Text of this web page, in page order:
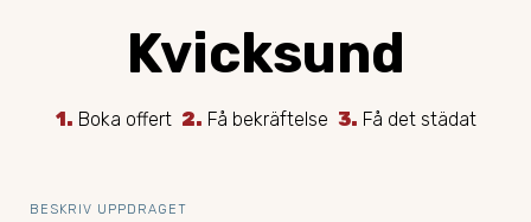
Kvicksund
1. Boka offert 2. Få bekräftelse 3. Få det städat
BESKRIV UPPDRAGET